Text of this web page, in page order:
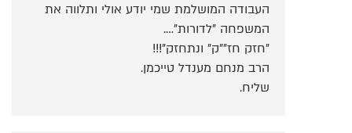
העבודה המושלמת שמי יודע אולי ותלווה את
המשפחה "לדורות"….
"חזק חז""ק" ונתחזק"!!!
הרב מנחם מענדל טייכמן.
שליח.